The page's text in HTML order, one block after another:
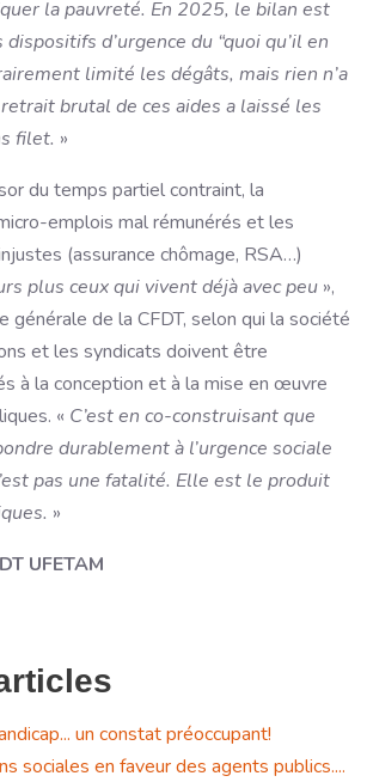
la pauvreté. En 2025, le bilan est
d’urgence du “quoi qu’il en
limité les dégâts, mais rien n’a
brutal de ces aides a laissé les
filet. »
du temps partiel contraint, la
emplois mal rémunérés et les
(assurance chômage, RSA…)
plus ceux qui vivent déjà avec peu »,
générale de la CFDT, selon qui la société
et les syndicats doivent être
à la conception et à la mise en œuvre
« C’est en co-construisant que
durablement à l’urgence sociale
pas une fatalité. Elle est le produit
»
UFETAM
un constat préoccupant!
sociales en faveur des agents publics....